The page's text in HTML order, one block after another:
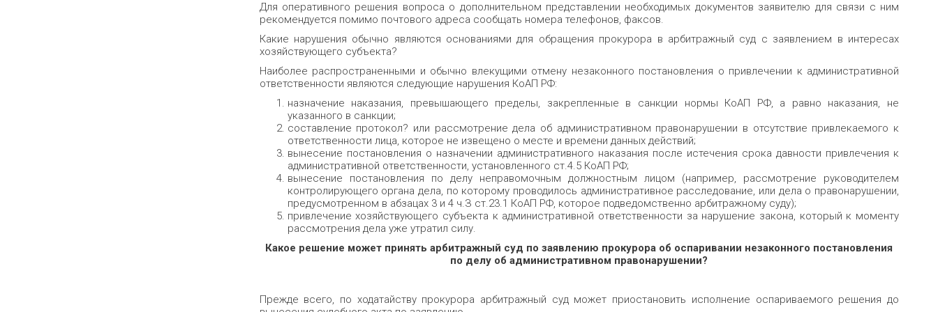
Для оперативного решения вопроса о дополнитель­ном представлении необходимых документов заявителю для связи с ним
рекомендуется помимо почтового адреса сообщать номера телефонов, факсов.
Какие нарушения обычно являются основания­ми для обращения прокурора в арбитражный суд с заявлением в интересах
хозяйствующего субъекта?
Наиболее распространенными и обычно влекущими отмену незаконного постановления о привлечении к административной
ответственности являются следующие нарушения КоАП РФ:
назначение наказания, превышающего пределы, закрепленные в санкции нормы КоАП РФ, а равно наказания, не
указанного в санкции;
составление протокол? или рассмотрение дела об административном правонарушении в отсутствие привлекаемого к
ответственности лица, которое не извещено о месте и времени данных действий;
вынесение постановления о назначении административного наказания после истечения срока давности привлечения к
административной ответственности, установленного ст.4.5 КоАП РФ;
вынесение постановления по делу неправо­мочным должностным лицом (например, рассмотре­ние руководителем
контролирующего органа дела, по которому проводилось административное расследование, или дела о правонарушении,
предусмотренном в абзацах 3 и 4 ч.З ст.23.1 КоАП РФ, которое подведомственно арбитражному суду);
привлечение хозяйствующего субъекта к административной ответственности за нарушение закона, который к моменту
рассмотрения дела уже утратил силу.
Какое решение может принять арбитражный суд по заявлению прокурора об оспаривании неза­конного постановления
по делу об администра­тивном правонарушении?
Прежде всего, по ходатайству прокурора арбитражный суд может приостановить исполнение оспариваемого решения до